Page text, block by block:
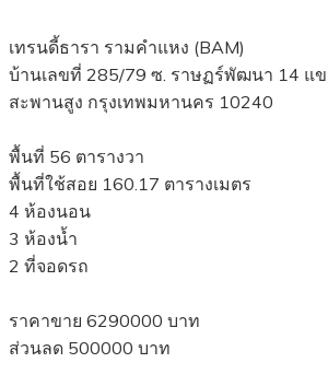
เทรนดี้ธารา รามคำแหง (BAM)
บ้านเลขที่ 285/79 ซ. ราษฏร์พัฒนา 14 แ
สะพานสูง กรุงเทพมหานคร 10240
พื้นที่ 56 ตารางวา
พื้นที่ใช้สอย 160.17 ตารางเมตร
4 ห้องนอน
3 ห้องน้ำ
2 ที่จอดรถ
ราคาขาย 6290000 บาท
ส่วนลด 500000 บาท